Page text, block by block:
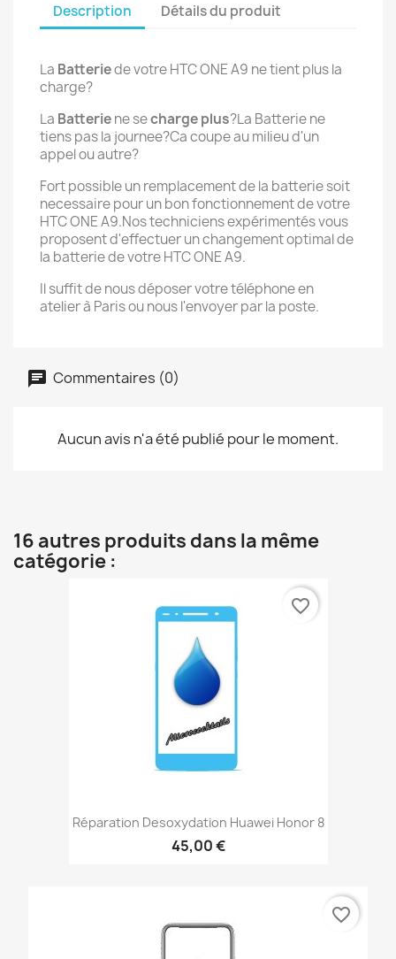
Description Détails du produit
La Batteriede votre HTC ONE A9 ne tient plus la
charge?
La Batteriene secharge plus?La Batterie ne
tiens pas la journee?Ca coupe au milieu d'un
appel ou autre?
Fort possible un remplacement de la batterie soit
necessaire pour un bon fonctionnement de votre
HTC ONE A9.Nos techniciens expérimentés vous
proposent d'effectuer un changement optimal de
la batterie de votre HTC ONE A9.
Il suffit de nous déposer votre téléphone en
atelier à Paris ou nous l'envoyer par la poste.
Commentaires (0)
Aucun avis n'a été publié pour le moment.
16 autres produits dans la même
catégorie :
Réparation Desoxydation Huawei Honor 8
45,00 €
favorite_border
favorite_border